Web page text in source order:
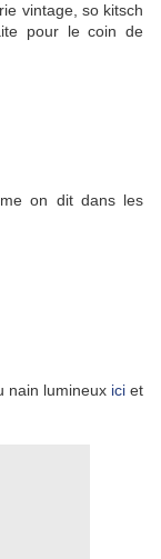
vintage, so kitsch
pour le coin de
on dit dans les
nain lumineux ici et